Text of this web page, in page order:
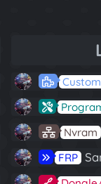
Nvram
FRP